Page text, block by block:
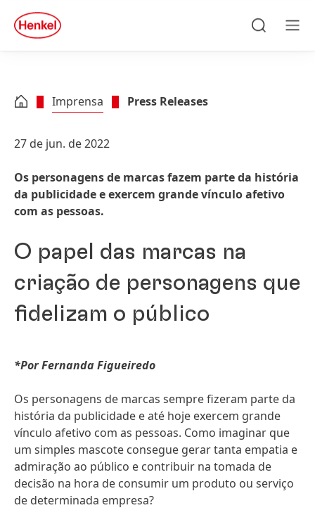
Skip to footer
quick
search
Imprensa Press Releases
27 de jun. de 2022
Os personagens de marcas fazem parte da história
da publicidade e exercem grande vínculo afetivo
com as pessoas.
O papel das marcas na
criação de personagens que
fidelizam o público
*Por Fernanda Figueiredo
Os personagens de marcas sempre fizeram parte da
história da publicidade e até hoje exercem grande
vínculo afetivo com as pessoas. Como imaginar que
um simples mascote consegue gerar tanta empatia e
admiração ao público e contribuir na tomada de
decisão na hora de consumir um produto ou serviço
de determinada empresa?